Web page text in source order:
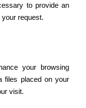
to provide an
request.
your browsing
files placed on your
visit.